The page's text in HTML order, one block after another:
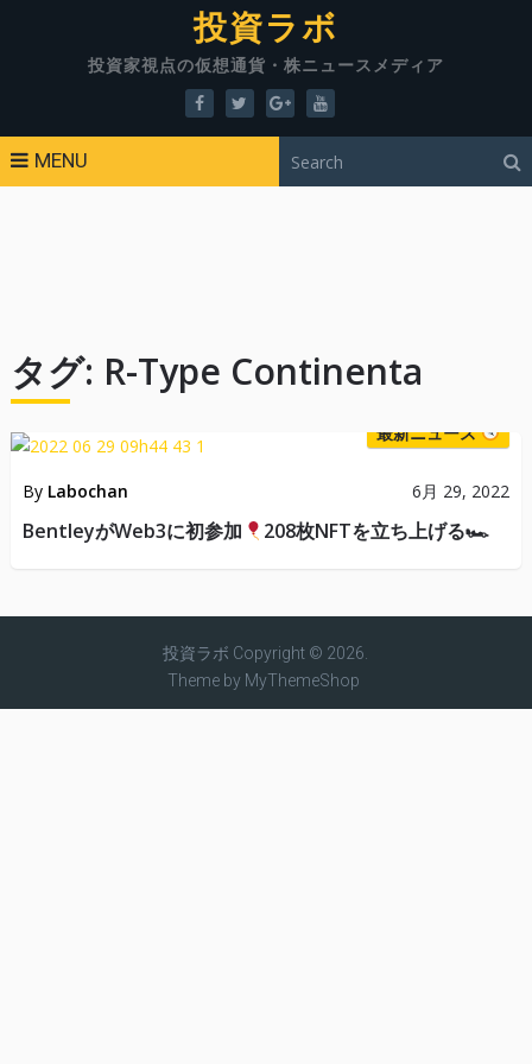
投資ラボ
投資家視点の仮想通貨・株ニュースメディア
MENU
タグ: R-Type Continenta
最新ニュース
By Labochan 6月 29, 2022
BentleyがWeb3に初参加 208枚NFTを立ち上げる🏎
投資ラボ Copyright © 2026.
Theme by MyThemeShop